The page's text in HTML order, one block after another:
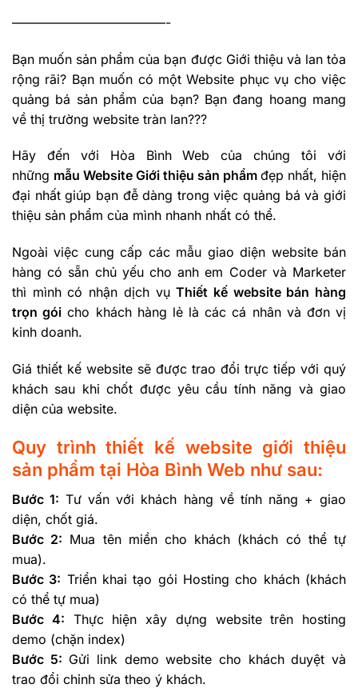
————————————-
Bạn muốn sản phẩm của bạn được Giới thiệu và lan tỏa
rộng rãi? Bạn muốn có một Website phục vụ cho việc
quảng bá sản phẩm của bạn? Bạn đang hoang mang
về thị trường website tràn lan???
Hãy đến với Hòa Bình Web của chúng tôi với
những mẫu Website Giới thiệu sản phẩm đẹp nhất, hiện
đại nhất giúp bạn đễ dàng trong việc quảng bá và giới
thiệu sản phẩm của mình nhanh nhất có thể.
Ngoài việc cung cấp các mẫu giao diện website bán
hàng có sẵn chủ yếu cho anh em Coder và Marketer
thì mình có nhận dịch vụThiết kế website bán hàng
trọn gói cho khách hàng lẻ là các cá nhân và đơn vị
kinh doanh.
Giá thiết kế website sẽ được trao đổi trực tiếp với quý
khách sau khi chốt được yêu cầu tính năng và giao
diện của website.
Quy trình thiết kế website giới thiệu
sản phẩm tại Hòa Bình Web như sau:
Bước 1: Tư vấn với khách hàng về tính năng + giao
diện, chốt giá.
Bước 2: Mua tên miền cho khách (khách có thể tự
mua).
Bước 3: Triển khai tạo gói Hosting cho khách (khách
có thể tự mua)
Bước 4: Thực hiện xây dựng website trên hosting
demo (chặn index)
Bước 5: Gửi link demo website cho khách duyệt và
trao đổi chỉnh sửa theo ý khách.